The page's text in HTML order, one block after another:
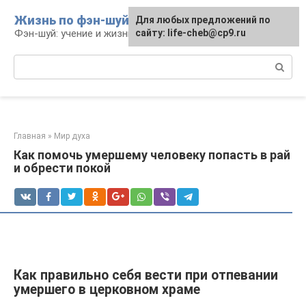
контенту
Жизнь по фэн-шуй
Фэн-шуй: учение и жизнь
Главная » Мир духа
Как помочь умершему человеку попасть в рай
и обрести покой
Как правильно себя вести при отпевании
умершего в церковном храме
Для любых предложений по
сайту: life-cheb@cp9.ru
Для любых предложений по
сайту: life-cheb@cp9.ru